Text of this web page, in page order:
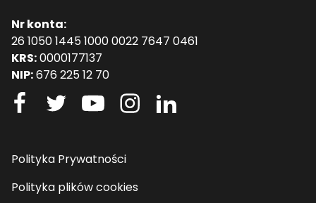
Nr konta:
26 1050 1445 1000 0022 7647 0461
KRS:0000177137
NIP:676 225 12 70
Polityka Prywatności
Polityka plików cookies